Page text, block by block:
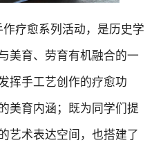
作疗愈系列活动，是历史学
美育、 劳育有机融合的一
挥手工艺创作的疗愈功
美育内涵；既为同学们提
艺术表达空间，也搭建了